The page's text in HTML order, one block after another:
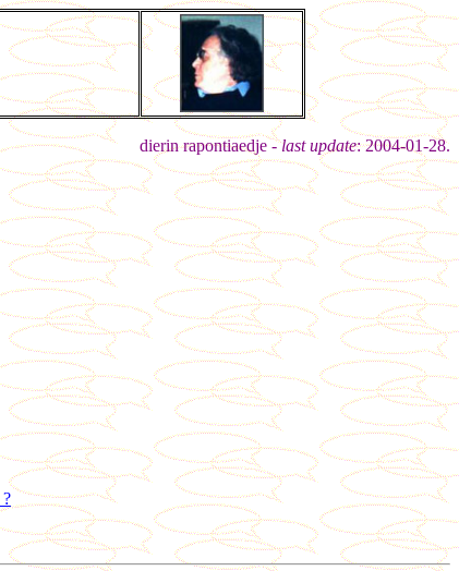
dierin rapontiaedje -last update: 2004-01-28.